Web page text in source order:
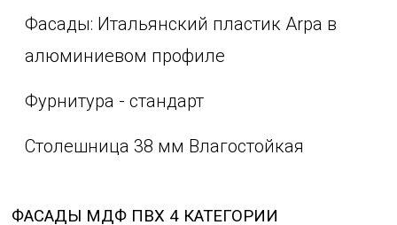
Фасады: Итальянский пластик Arpa в
алюминиевом профиле
Фурнитура - стандарт
Столешница 38 мм Влагостойкая
ФАСАДЫ МДФ ПВХ 4 КАТЕГОРИИ